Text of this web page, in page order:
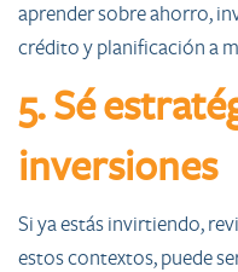
aprender sobre ahorro,
crédito y planificación a
5. Sé
inversiones
Si ya estás invirtiendo,
estos contextos, puede